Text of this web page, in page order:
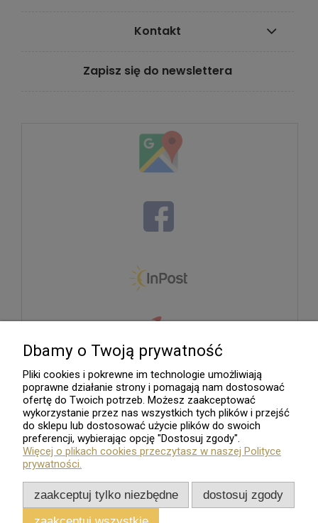
Kontakt
Zapisz się do newslettera
Sklep internetowy
Dbamy o Twoją prywatność
Pliki cookies i pokrewne im technologie umożliwiają
poprawne działanie strony i pomagają nam dostosować
ofertę do Twoich potrzeb. Możesz zaakceptować
wykorzystanie przez nas wszystkich tych plików i przejść
do sklepu lub dostosować użycie plików do swoich
preferencji, wybierając opcję "Dostosuj zgody".
Więcej o plikach cookies przeczytasz w naszej Polityce
prywatności.
zaakceptuj tylko niezbędne
dostosuj zgody